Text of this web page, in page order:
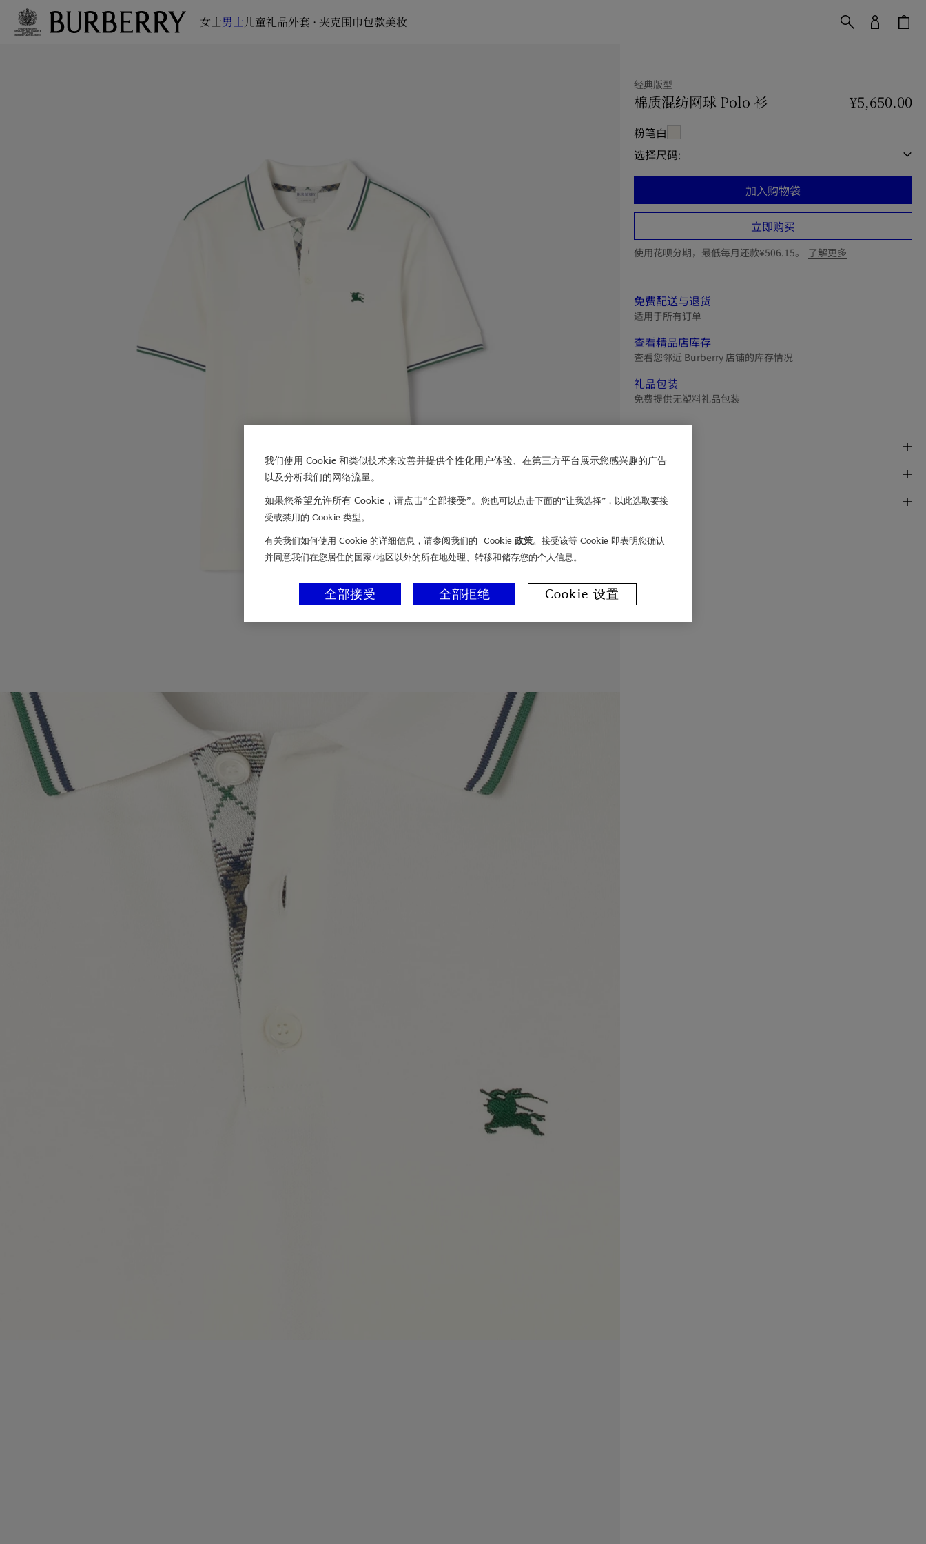
女士男士儿童礼品外套 · 夹克围巾包款美妆
经典版型
棉质混纺网球 Polo 衫 价格 ¥5,650.00 经典版型
¥5,650.00
粉笔白
选择尺码:
加入购物袋
立即购买
使用花呗分期，最低每月还款¥506.15。 了解更多
免费配送与退货
适用于所有订单
查看精品店库存
查看您邻近 Burberry 店铺的库存情况
礼品包装
免费提供无塑料礼品包装
面料与保养
我们使用 Cookie 和类似技术来改善并提供个性化用户体验、在第三方平台展示您感兴趣的广告
以及分析我们的网络流量。
如果您希望允许所有 Cookie，请点击“全部接受”。 您也可以点击下面的“让我选择”，以此选取要接
受或禁用的 Cookie 类型。
有关我们如何使用 Cookie 的详细信息，请参阅我们的 Cookie 政策。接受该等 Cookie 即表明您确认
并同意我们在您居住的国家/地区以外的所在地处理、转移和储存您的个人信息。
全部拒绝
全部接受 Cookie 设置